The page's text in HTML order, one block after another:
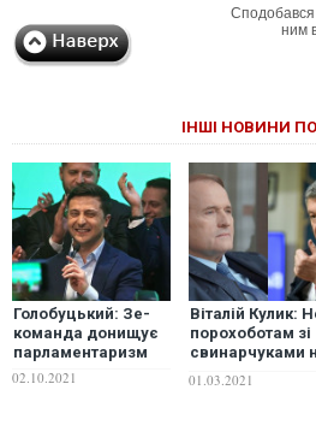
Сподобався
ним
ІНШІ НОВИНИ ПО
Голобуцький: Зе-
команда донищує
парламентаризм
02.10.2021
Віталій Кулик:
порохоботам зі
свинарчуками
Медведчук був
01.03.2021